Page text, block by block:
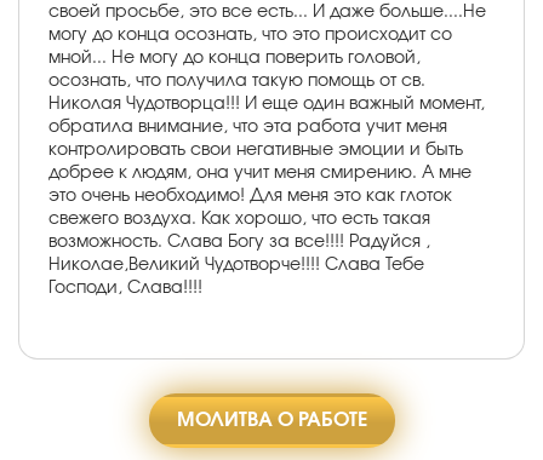
своей просьбе, это все есть... И даже больше....Не
могу до конца осознать, что это происходит со
мной... Не могу до конца поверить головой,
осознать, что получила такую помощь от св.
Николая Чудотворца!!! И еще один важный момент,
обратила внимание, что эта работа учит меня
контролировать свои негативные эмоции и быть
добрее к людям, она учит меня смирению. А мне
это очень необходимо! Для меня это как глоток
свежего воздуха. Как хорошо, что есть такая
возможность. Слава Богу за все!!!! Радуйся ,
Николае,Великий Чудотворче!!!! Слава Тебе
Господи, Слава!!!!
МОЛИТВА О РАБОТЕ